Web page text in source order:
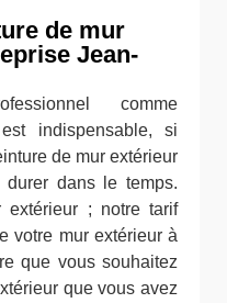
de mur
Jean-
comme
indispensable, si
de mur extérieur
dans le temps.
extérieur ; notre tarif
votre mur extérieur à
que vous souhaitez
que vous avez